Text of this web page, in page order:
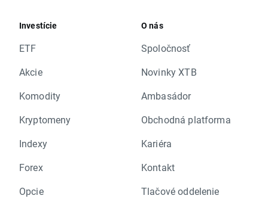
Investície
ETF
Akcie
Komodity
Kryptomeny
Indexy
Forex
Opcie
O nás
Spoločnosť
Novinky XTB
Ambasádor
Obchodná platforma
Kariéra
Kontakt
Tlačové oddelenie